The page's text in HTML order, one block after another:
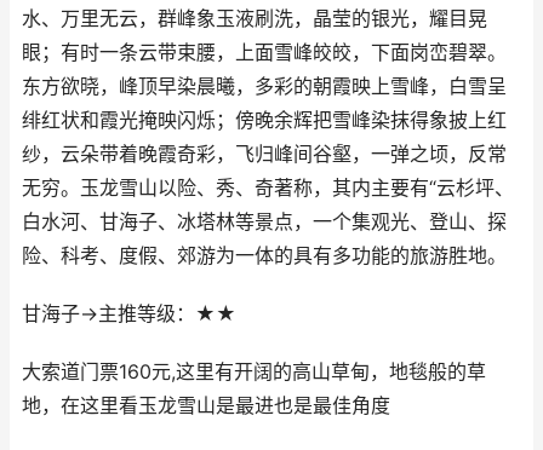
水、万里无云，群峰象玉液刷洗，晶莹的银光，耀目晃
眼；有时一条云带束腰，上面雪峰皎皎，下面岗峦碧翠。
东方欲晓，峰顶早染晨曦，多彩的朝霞映上雪峰，白雪呈
绯红状和霞光掩映闪烁；傍晚余辉把雪峰染抹得象披上红
纱，云朵带着晚霞奇彩，飞归峰间谷壑，一弹之顷，反常
无穷。玉龙雪山以险、秀、奇著称，其内主要有“云杉坪、
白水河、甘海子、冰塔林等景点，一个集观光、登山、探
险、科考、度假、郊游为一体的具有多功能的旅游胜地。
甘海子→主推等级：★★
大索道门票160元,这里有开阔的高山草甸，地毯般的草
地，在这里看玉龙雪山是最进也是最佳角度